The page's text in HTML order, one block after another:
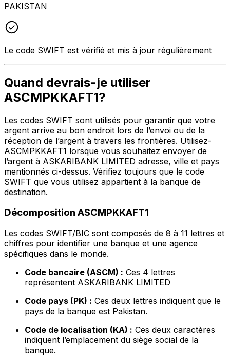
PAKISTAN
Le code SWIFT est vérifié et mis à jour régulièrement
Quand devrais-je utiliser
ASCMPKKAFT1?
Les codes SWIFT sont utilisés pour garantir que votre
argent arrive au bon endroit lors de l’envoi ou de la
réception de l’argent à travers les frontières. Utilisez-
ASCMPKKAFT1 lorsque vous souhaitez envoyer de
l’argent à ASKARIBANK LIMITED adresse, ville et pays
mentionnés ci-dessus. Vérifiez toujours que le code
SWIFT que vous utilisez appartient à la banque de
destination.
Décomposition ASCMPKKAFT1
Les codes SWIFT/BIC sont composés de 8 à 11 lettres et
chiffres pour identifier une banque et une agence
spécifiques dans le monde.
Code bancaire (ASCM) : Ces 4 lettres
représentent ASKARIBANK LIMITED
Code pays (PK) : Ces deux lettres indiquent que le
pays de la banque est Pakistan.
Code de localisation (KA) : Ces deux caractères
indiquent l’emplacement du siège social de la
banque.